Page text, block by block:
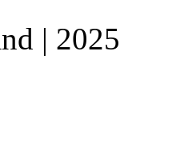
| 2025